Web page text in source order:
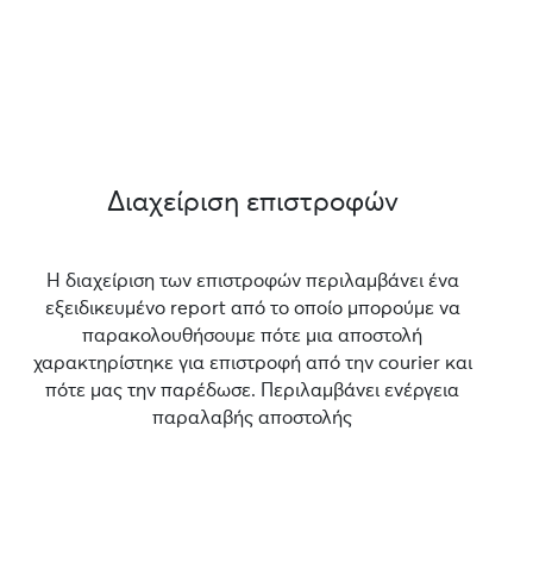
Διαχείριση επιστροφών
Η διαχείριση των επιστροφών περιλαμβάνει ένα
εξειδικευμένο report από το οποίο μπορούμε να
παρακολουθήσουμε πότε μια αποστολή
χαρακτηρίστηκε για επιστροφή από την courier και
πότε μας την παρέδωσε. Περιλαμβάνει ενέργεια
παραλαβής αποστολής